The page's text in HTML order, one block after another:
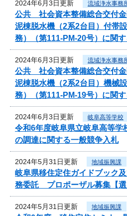
2024年6月3日更新 流域浄水事務
公共 社会資本整備総合交付
泥棟脱水機（2系2台目）付帯
務）（第111-PM-20号）に関
2024年6月3日更新 流域浄水事務
公共 社会資本整備総合交付
泥棟脱水機（2系2台目）機械
務）（第111-PM-19号）に関
2024年6月3日更新 岐阜高等学校
令和6年度岐阜県立岐阜高等学
の調達に関する一般競争入札
2024年5月31日更新 地域振興課
岐阜県移住定住ガイドブック
務委託 プロポーザル募集【選
2024年5月31日更新 地域振興課